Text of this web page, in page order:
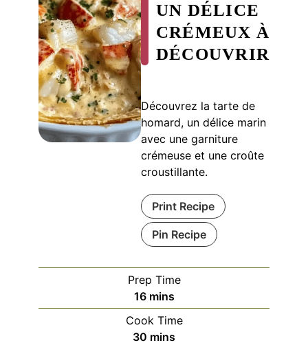
UN DÉLICE
CRÉMEUX À
DÉCOUVRIR
Découvrez la tarte de
homard, un délice marin
avec une garniture
crémeuse et une croûte
croustillante.
Print Recipe
Pin Recipe
Prep Time
16minutes
mins
Cook Time
30 minutes
mins